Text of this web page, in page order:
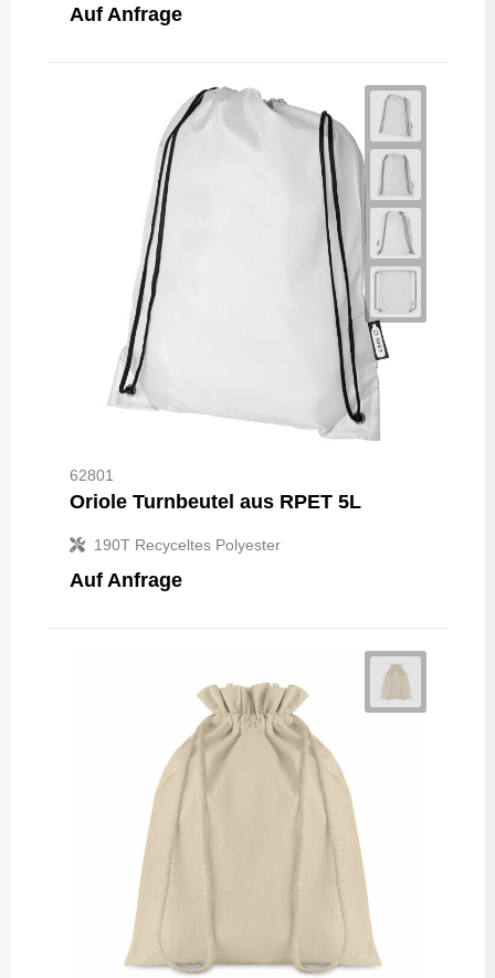
Auf Anfrage
62801
Oriole Turnbeutel aus RPET 5L
190T Recyceltes Polyester
Auf Anfrage